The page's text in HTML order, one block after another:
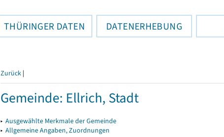
THÜRINGER DATEN DATENERHEBUNG
Zurück |
Gemeinde: Ellrich, Stadt
▸ Ausgewählte Merkmale der Gemeinde
▸ Allgemeine Angaben, Zuordnungen